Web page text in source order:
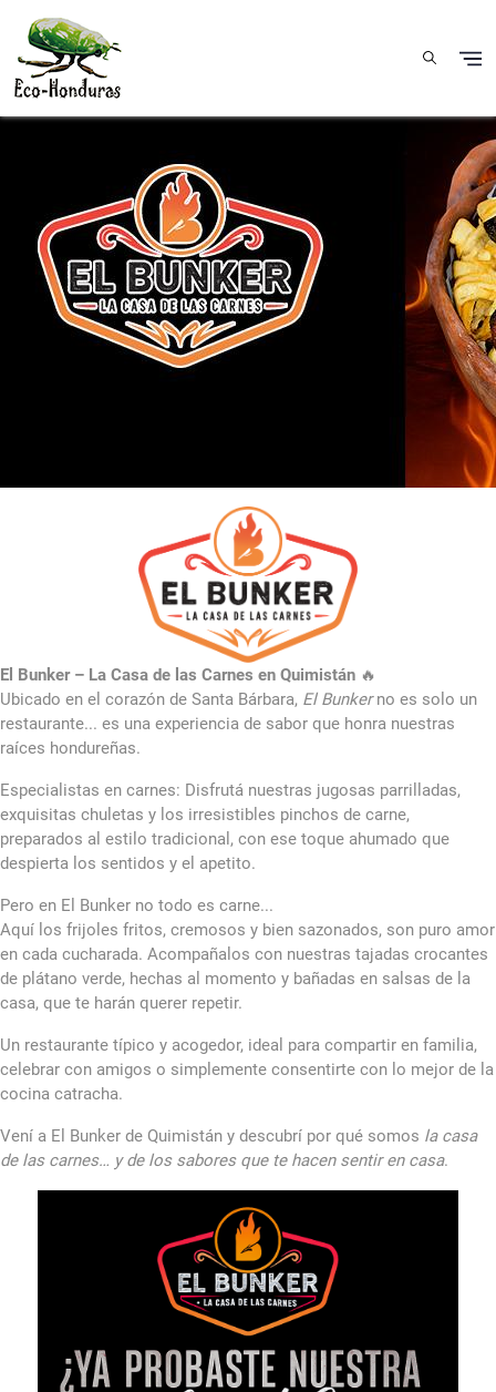
El Bunker – La Casa de las Carnes en Quimistán 🔥
Ubicado en el corazón de Santa Bárbara, El Bunkerno es solo un
restaurante... es una experiencia de sabor que honra nuestras
raíces hondureñas.
Especialistas en carnes: Disfrutá nuestras jugosas parrilladas,
exquisitas chuletas y los irresistibles pinchos de carne,
preparados al estilo tradicional, con ese toque ahumado que
despierta los sentidos y el apetito.
Pero en El Bunker no todo es carne...
Aquí los frijoles fritos, cremosos y bien sazonados, son puro amor
en cada cucharada. Acompañalos con nuestras tajadas crocantes
de plátano verde, hechas al momento y bañadas en salsas de la
casa, que te harán querer repetir.
Un restaurante típico y acogedor, ideal para compartir en familia,
celebrar con amigos o simplemente consentirte con lo mejor de la
cocina catracha.
Vení a El Bunker de Quimistán y descubrí por qué somos la casa
de las carnes… y de los sabores que te hacen sentir en casa.